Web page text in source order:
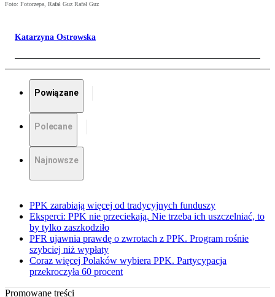
Foto: Fotorzepa, Rafał Guz Rafał Guz
Katarzyna Ostrowska
Powiązane
Polecane
Najnowsze
PPK zarabiają więcej od tradycyjnych funduszy
Eksperci: PPK nie przeciekają. Nie trzeba ich uszczelniać, to
by tylko zaszkodziło
PFR ujawnia prawdę o zwrotach z PPK. Program rośnie
szybciej niż wypłaty
Coraz więcej Polaków wybiera PPK. Partycypacja
przekroczyła 60 procent
Promowane treści